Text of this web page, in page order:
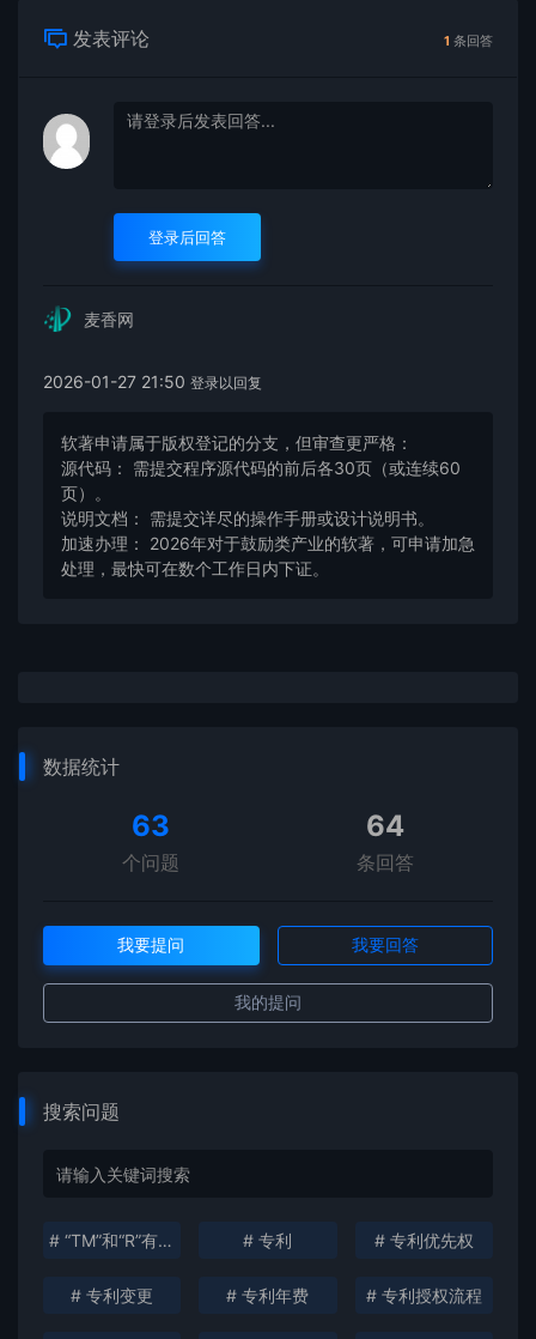
发表评论 1 条回答
登录后回答
麦香网
2026-01-27 21:50 登录以回复
软著申请属于版权登记的分支，但审查更严格：
源代码： 需提交程序源代码的前后各30页（或连续60
页）。
说明文档： 需提交详尽的操作手册或设计说明书。
加速办理： 2026年对于鼓励类产业的软著，可申请加急
处理，最快可在数个工作日内下证。
数据统计
63
个问题
64
条回答
我要提问 我要回答
我的提问
搜索问题
# “TM”和“R”有什么区别？ # 专利 # 专利优先权
# 专利变更 # 专利年费 # 专利授权流程